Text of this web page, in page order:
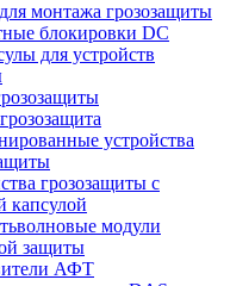
монтажа грозозащиты
блокировки DC
для устройств
устройства
грозозащиты с
капсулой
модули
защиты
АФТ